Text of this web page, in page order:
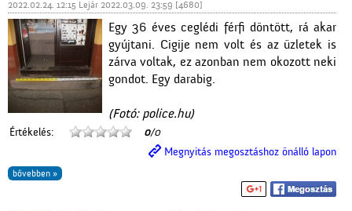
2022.02.24. 12:15 Lejár 2022.03.09. 23:59 [4680]
Egy 36 éves ceglédi férfi döntött, rá akar
gyújtani. Cigije nem volt és az üzletek is
zárva voltak, ez azonban nem okozott neki
gondot. Egy darabig.
(Fotó: police.hu)
Értékelés: 0/0
Megnyitás megosztáshoz önálló lapon
bővebben »